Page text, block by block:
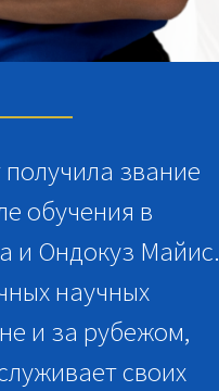
звание
обучения в
и Ондокуз Майис.
научных
и за рубежом,
своих